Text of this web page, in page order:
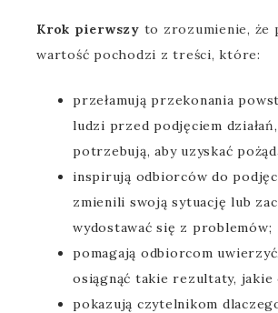
Krok pierwszy to zrozumienie, że
wartość pochodzi z treści, które:
przełamują przekonania
ludzi przed podjęciem
potrzebują, aby uzyskać
inspirują odbiorców do
zmienili swoją sytuację lub
wydostawać się z problemów;
pomagają odbiorcom
osiągnąć takie rezultaty, jakie
pokazują czytelnikom